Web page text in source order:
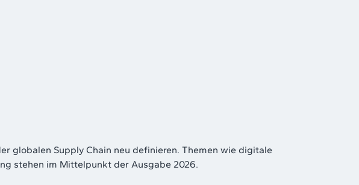
globalen Supply Chain neu definieren. Themen wie digitale
stehen im Mittelpunkt der Ausgabe 2026.